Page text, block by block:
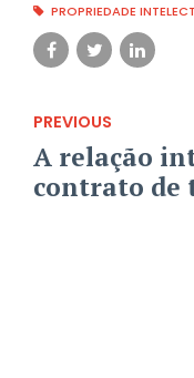
PROPRIEDADE
PREVIOUS
A relação
contrato de